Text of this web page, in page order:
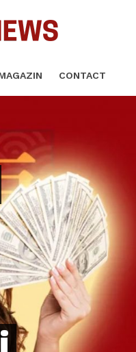
CONTACT